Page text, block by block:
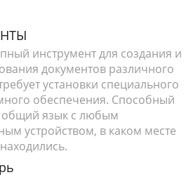
инструмент для создания и
документов различного
установки специального
обеспечения. Способный
общий язык с любым
устройством, в каком месте